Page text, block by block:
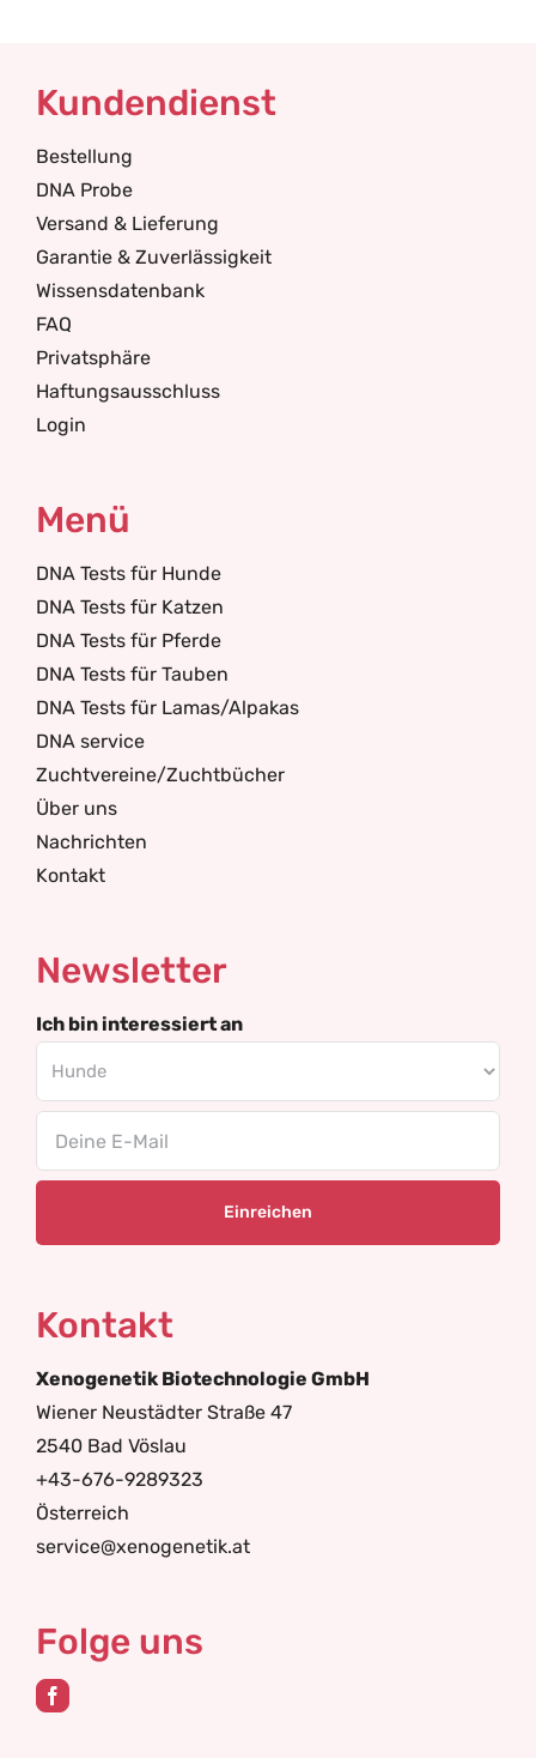
Kundendienst
Bestellung
DNA Probe
Versand & Lieferung
Garantie & Zuverlässigkeit
Wissensdatenbank
FAQ
Privatsphäre
Haftungsausschluss
Login
Menü
DNA Tests für Hunde
DNA Tests für Katzen
DNA Tests für Pferde
DNA Tests für Tauben
DNA Tests für Lamas/Alpakas
DNA service
Zuchtvereine/Zuchtbücher
Über uns
Nachrichten
Kontakt
Newsletter
Ich bin interessiert an
Kontakt
Xenogenetik Biotechnologie GmbH
Wiener Neustädter Straße 47
2540 Bad Vöslau
+43-676-9289323
Österreich
service@xenogenetik.at
Folge uns